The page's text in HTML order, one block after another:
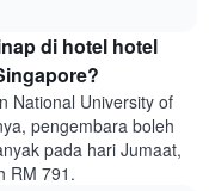
di hotel hotel
National University of
pengembara boleh
pada hari Jumaat,
RM 791.